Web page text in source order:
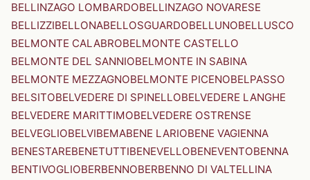
BELLINZAGO LOMBARDOBELLINZAGO NOVARESE
BELLIZZIBELLONABELLOSGUARDOBELLUNOBELLUSCO
BELMONTE CALABROBELMONTE CASTELLO
BELMONTE DEL SANNIOBELMONTE IN SABINA
BELMONTE MEZZAGNOBELMONTE PICENOBELPASSO
BELSITOBELVEDERE DI SPINELLOBELVEDERE LANGHE
BELVEDERE MARITTIMOBELVEDERE OSTRENSE
BELVEGLIOBELVIBEMABENE LARIOBENE VAGIENNA
BENESTAREBENETUTTIBENEVELLOBENEVENTOBENNA
BENTIVOGLIOBERBENNOBERBENNO DI VALTELLINA